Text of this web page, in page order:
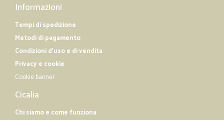
Informazioni
Tempi di spedizione
Metodi di pagamento
Condizioni d'uso e di vendita
Privacy e cookie
Cookie banner
Cicalia
Chi siamo e come funziona